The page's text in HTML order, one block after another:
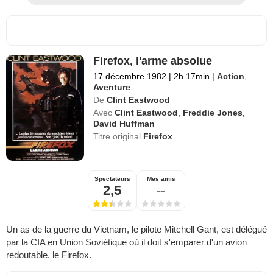
Firefox, l'arme absolue
17 décembre 1982 | 2h 17min | Action
Aventure
De Clint Eastwood
Avec Clint Eastwood Freddie Jones
David Huffman
Titre original Firefox
Spectateurs
2,5
Mes amis
--
Un as de la guerre du Vietnam, le pilote Mitchell Gant, est délégué
par la CIA en Union Soviétique où il doit s'emparer d'un avion
redoutable, le Firefox.